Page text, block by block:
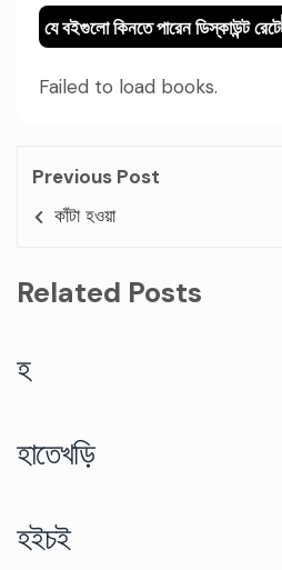
যে বইগুলো কিনতে পারেন ডিস্কাউন্ট রেটে
Failed to load books.
Previous Post
কাঁটা হওয়া
Related Posts
হ
হাতেখড়ি
হইচই